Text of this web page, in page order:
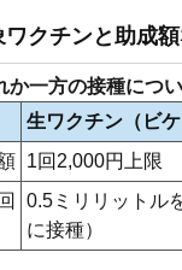
ワクチンと助成
か一方の接種につ
生ワクチン（ビケ
1回2,000円上限
0.5ミリリットル
に接種）